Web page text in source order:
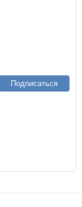
Подписаться